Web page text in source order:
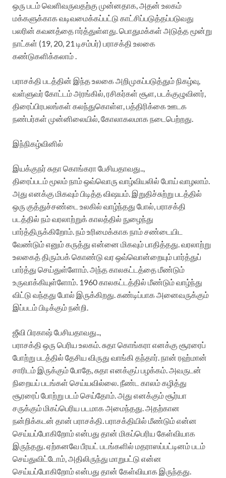
ஒரு படம் வெளிவருவதற்கு முன்னதாக, அதன் உலகம்
மக்களுக்காக வடிவமைக்கப்பட்டு காட்சிப்படுத்தப்படுவது
பலரின் கவனத்தை ஈர்த்துள்ளது. பொதுமக்கள் அடுத்த மூன்று
நாட்கள் (19, 20, 21 டிசம்பர்) பராசக்தி உலகை
கண்டுகளிக்கலாம் .
பராசக்தி படத்தின் இந்த உலகை அறிமுகப்படுத்தும் நிகழ்வு,
வள்ளுவர் கோட்டம் அரங்கில், ரசிகர்கள் சூள, படக்குழுவினர்,
திரைப்பிரபலங்கள் கலந்துகொள்ள, பத்திரிக்கை ஊடக
நண்பர்கள் முன்னிலையில், கோலாகலமாக நடைபெற்றது.
இந்நிகழ்வினில்
இயக்குநர் சுதா கொங்கரா பேசியதாவது..,
திரைப்படம் மூலம் நாம் ஒவ்வொரு வாழ்வியலில் போய் வாழலாம்.
அது எனக்கு மிகவும் பிடித்த விஷயம். இறுதிச்சுற்று படத்தில்
ஒரு குத்துச்சண்டை உலகில் வாழ்ந்தது போல், பராசக்தி
படத்தில் நம் வரலாற்றுக் காலத்தில் நுழைந்து
பார்த்திருக்கிறோம். நம் உரிமைக்காக நாம் சண்டையிட
வேண்டும் எனும் கருத்து என்னை மிகவும் பாதித்தது. வரலாற்று
உலகைத் திரும்பக் கொண்டு வர ஒவ்வொன்றையும் பார்த்துப்
பார்த்து செய்துள்ளோம். அந்த காலகட்டத்தை மீண்டும்
உருவாக்கியுள்ளோம். 1960 காலகட்டத்தில் மீண்டும் வாழ்ந்து
விட்டு வந்தது போல் இருக்கிறது. கண்டிப்பாக அனைவருக்கும்
இப்படம் பிடிக்கும் நன்றி.
ஜீவி பிரகாஷ் பேசியதாவது..,
பராசக்தி ஒரு பெரிய உலகம். சுதா கொங்கரா எனக்கு சூரரைப்
போற்று படத்தில் தேசிய விருது வாங்கி தந்தார். நான் ரஹ்மான்
சாரிடம் இருக்கும் போதே, சுதா எனக்குப் பழக்கம். அவருடன்
நிறையப் படங்கள் செய்யவில்லை. நீண்ட காலம் கழித்து
சூரரைப் போற்று படம் செய்தோம். அது எனக்கும் சூர்யா
சருக்கும் மிகப்பெரிய படமாக அமைந்தது. அதற்கான
நன்றிக்கடன் தான் பராசக்தி. பராசக்தியில் மீண்டும் என்ன
செய்யப்போகிறோம் என்பது தான் மிகப்பெரிய கேள்வியாக
இருந்தது. ஏற்கனவே பீரயட் படங்களில் மதராஸப்பட்டினம் படம்
செய்துவிட்டோம், அதிலிருந்து மாறுபட்டு என்ன
செய்யப்போகிறோம் என்பது தான் கேள்வியாக இருந்தது.